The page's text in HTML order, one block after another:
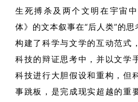
生死搏杀及两个文明在宇宙
体》的文本叙事在“后人类”的思
构建了科学与文学的互动范式
科技的辩证思考中，并以文学
科技进行大胆假设和重构，但
事跳板，是完成现实超越的重